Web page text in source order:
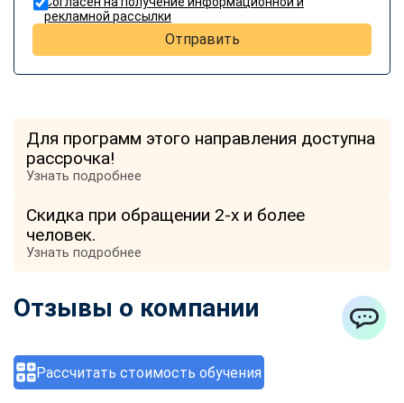
Рассчитать стоимость обучения
рекламной рассылки
Отправить
Для программ этого направления доступна
рассрочка!
Узнать подробнее
Скидка при обращении 2-х и более
человек.
Узнать подробнее
Отзывы о компании